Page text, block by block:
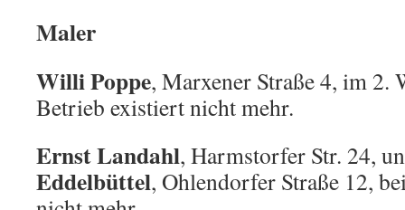
Maler
Willi Poppe, Marxener Straße 4, im 2.
Betrieb existiert nicht mehr.
Ernst Landahl, Harmstorfer Str. 24,
Eddelbüttel, Ohlendorfer Straße 12,